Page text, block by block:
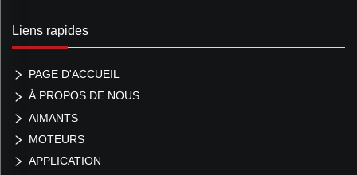
Liens rapides
PAGE D'ACCUEIL
À PROPOS DE NOUS
AIMANTS
MOTEURS
APPLICATION